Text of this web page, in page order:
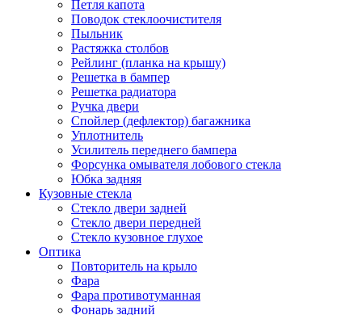
Петля капота
Поводок стеклоочистителя
Пыльник
Растяжка столбов
Рейлинг (планка на крышу)
Решетка в бампер
Решетка радиатора
Ручка двери
Спойлер (дефлектор) багажника
Уплотнитель
Усилитель переднего бампера
Форсунка омывателя лобового стекла
Юбка задняя
Кузовные стекла
Стекло двери задней
Стекло двери передней
Стекло кузовное глухое
Оптика
Повторитель на крыло
Фара
Фара противотуманная
Фонарь задний